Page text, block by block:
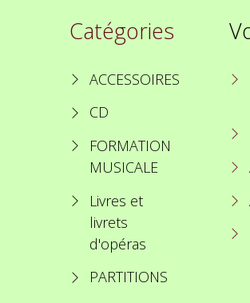
Catégories
ACCESSOIRES
CD
FORMATION
MUSICALE
Livres et
livrets
d'opéras
PARTITIONS